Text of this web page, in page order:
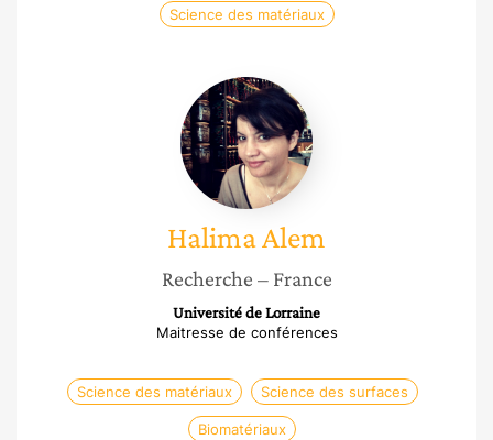
Science des matériaux
Halima
Alem
HalimaAlem
Recherche – France
Université de Lorraine
Maitresse de conférences
Science des matériaux Science des surfaces
Biomatériaux